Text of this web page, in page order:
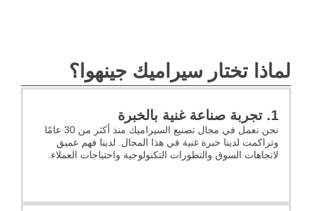
لماذا تختار سيراميك جينهوا؟
1. تجربة صناعة غنية بالخبرة
نحن نعمل في مجال تصنيع السيراميك منذ أكثر من 30 عامًا
وتراكمت لدينا خبرة غنية في هذا المجال. لدينا فهم عميق
لاتجاهات السوق والتطورات التكنولوجية واحتياجات العملاء.